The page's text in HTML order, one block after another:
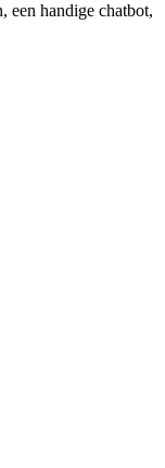
handige chatbot,